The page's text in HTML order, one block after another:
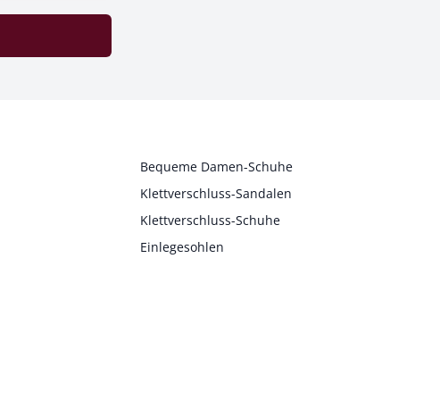
Bequeme Damen-Schuhe
Klettverschluss-Sandalen
Klettverschluss-Schuhe
Einlegesohlen